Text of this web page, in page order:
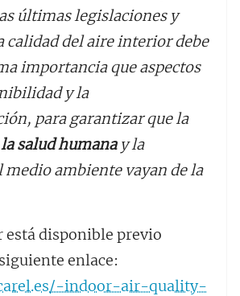
últimas legislaciones y
calidad del aire interior debe
importancia que aspectos
y la
para garantizar que la
salud humanay la
medio ambiente vayan de la
está disponible previo
enlace:
indoor-air-quality-